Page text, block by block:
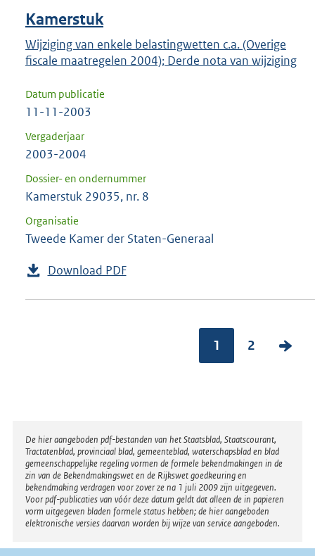
Kamerstuk
Wijziging van enkele belastingwetten c.a. (Overige
fiscale maatregelen 2004); Derde nota van wijziging
Datum publicatie
11-11-2003
Vergaderjaar
2003-2004
Dossier- en ondernummer
Kamerstuk 29035, nr. 8
Organisatie
Tweede Kamer der Staten-Generaal
Download PDF
1 2
V
Disclaimer
De hier aangeboden pdf-bestanden van het Staatsblad, Staatscourant,
Tractatenblad, provinciaal blad, gemeenteblad, waterschapsblad en blad
gemeenschappelijke regeling vormen de formele bekendmakingen in de
zin van de Bekendmakingswet en de Rijkswet goedkeuring en
bekendmaking verdragen voor zover ze na 1 juli 2009 zijn uitgegeven.
Voor pdf-publicaties van vóór deze datum geldt dat alleen de in papieren
vorm uitgegeven bladen formele status hebben; de hier aangeboden
elektronische versies daarvan worden bij wijze van service aangeboden.